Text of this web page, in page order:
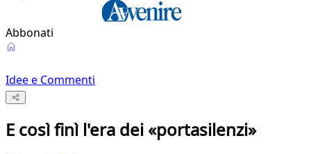
Abbonati
Idee e Commenti
E così finì l'era dei «portasilenzi»